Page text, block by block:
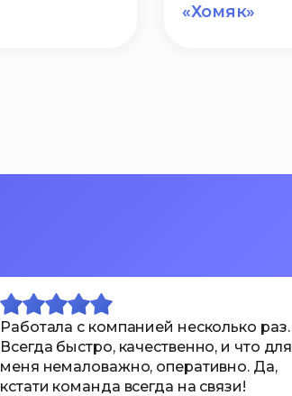
«Хомяк»
Работала с компанией несколько раз.
Всегда быстро, качественно, и что для
меня немаловажно, оперативно. Да,
кстати команда всегда на связи!